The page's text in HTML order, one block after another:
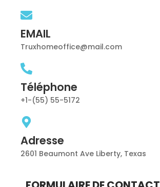
EMAIL
Truxhomeoffice@mail.com
Téléphone
+1-(55) 55-5172
Adresse
2601 Beaumont Ave Liberty, Texas